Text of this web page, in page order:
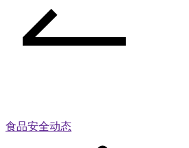
食品安全动态